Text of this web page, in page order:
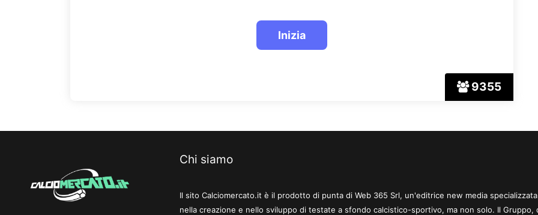
9355
Chi siamo
Il sito Calciomercato.it è il prodotto di punta di Web 365 Srl, un'editrice new media specializzata
nella creazione e nello sviluppo di testate a sfondo calcistico-sportivo, ma non solo. Il Gruppo,